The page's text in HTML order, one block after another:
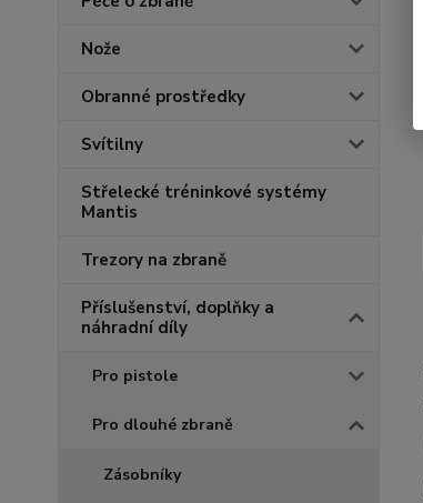
Nože
Obranné prostředky
Svítilny
Střelecké tréninkové systémy
Mantis
Trezory na zbraně
Příslušenství, doplňky a
náhradní díly
Pro pistole
Pro dlouhé zbraně
Zásobníky